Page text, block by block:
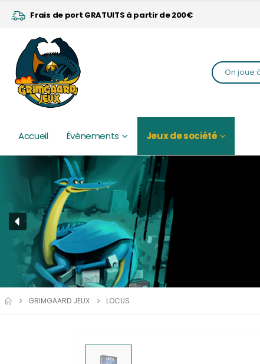
Frais de port GRATUITS à partir de 200€
Accueil Évènements Jeux de société
GRIMGAARD JEUX LOCUS